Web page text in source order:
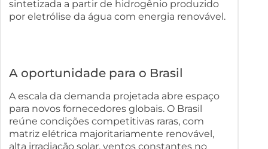
sintetizada a partir de hidrogênio produzido
por eletrólise da água com energia renovável.
A oportunidade para o Brasil
A escala da demanda projetada abre espaço
para novos fornecedores globais. O Brasil
reúne condições competitivas raras, com
matriz elétrica majoritariamente renovável,
alta irradiação solar, ventos constantes no